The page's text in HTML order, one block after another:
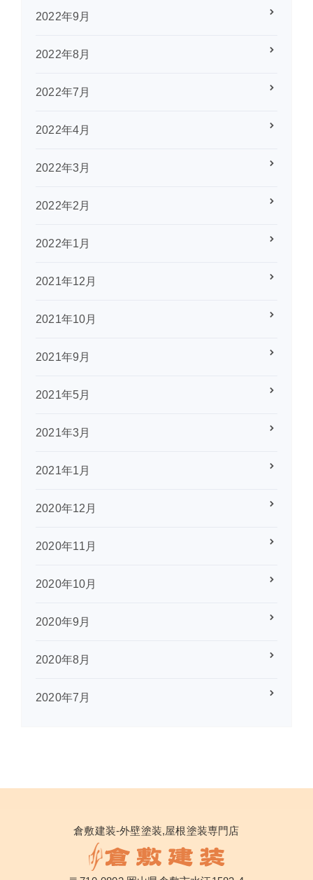
2022年9月
2022年8月
2022年7月
2022年4月
2022年3月
2022年2月
2022年1月
2021年12月
2021年10月
2021年9月
2021年5月
2021年3月
2021年1月
2020年12月
2020年11月
2020年10月
2020年9月
2020年8月
2020年7月
倉敷建装-外壁塗装,屋根塗装専門店